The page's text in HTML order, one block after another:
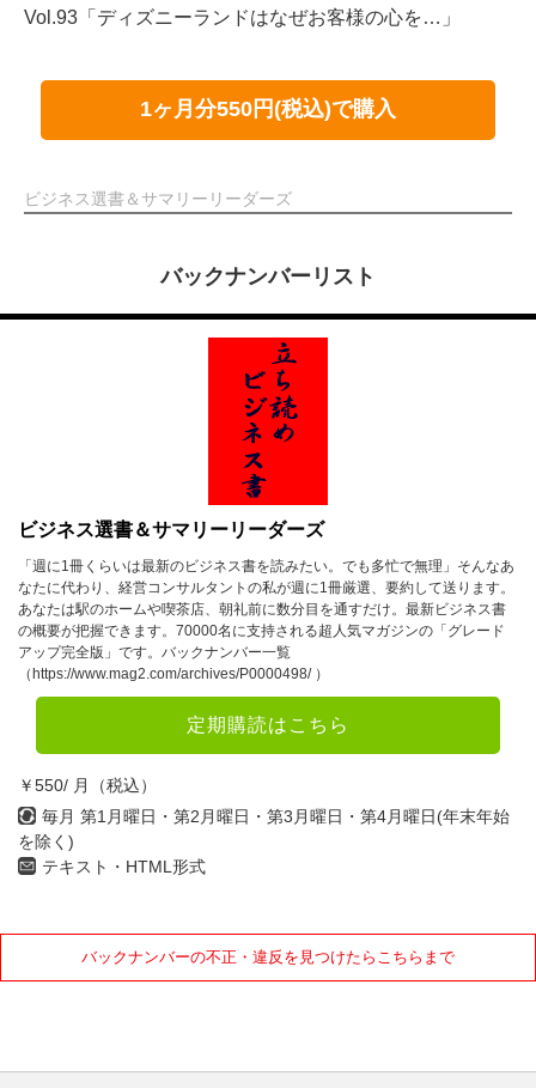
Vol.93「ディズニーランドはなぜお客様の心を…」
1ヶ月分550円(税込)で購入
ビジネス選書＆サマリーリーダーズ
バックナンバーリスト
ビジネス選書＆サマリーリーダーズ
「週に1冊くらいは最新のビジネス書を読みたい。でも多忙で無理」そんなあ
なたに代わり、経営コンサルタントの私が週に1冊厳選、要約して送ります。
あなたは駅のホームや喫茶店、朝礼前に数分目を通すだけ。最新ビジネス書
の概要が把握できます。70000名に支持される超人気マガジンの「グレード
アップ完全版」です。バックナンバー一覧
（https://www.mag2.com/archives/P0000498/ ）
定期購読はこちら
￥550/ 月（税込）
毎月 第1月曜日・第2月曜日・第3月曜日・第4月曜日(年末年始
を除く)
テキスト・HTML形式
バックナンバーの不正・違反を見つけたらこちらまで